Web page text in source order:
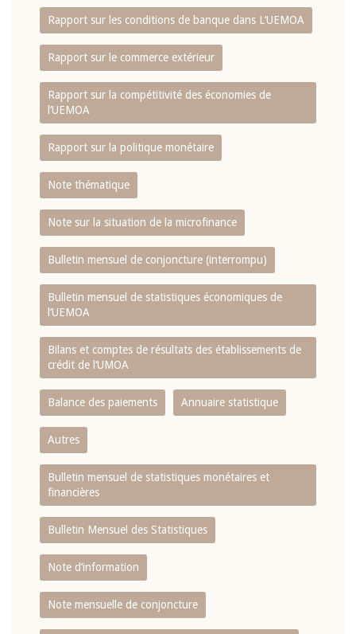
Rapport sur les conditions de banque dans L‘UEMOA
Rapport sur le commerce extérieur
Rapport sur la compétitivité des économies de
l‘UEMOA
Rapport sur la politique monétaire
Note thématique
Note sur la situation de la microfinance
Bulletin mensuel de conjoncture (interrompu)
Bulletin mensuel de statistiques économiques de
l‘UEMOA
Bilans et comptes de résultats des établissements de
crédit de l‘UMOA
Balance des paiements Annuaire statistique
Autres
Bulletin mensuel de statistiques monétaires et
financières
Bulletin Mensuel des Statistiques
Note d’information
Note mensuelle de conjoncture